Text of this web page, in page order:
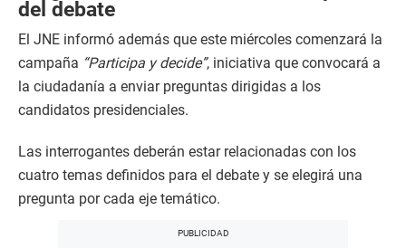
del debate
El JNE informó además que este miércoles comenzará la
campaña “Participa y decide”, iniciativa que convocará a
la ciudadanía a enviar preguntas dirigidas a los
candidatos presidenciales.
Las interrogantes deberán estar relacionadas con los
cuatro temas definidos para el debate y se elegirá una
pregunta por cada eje temático.